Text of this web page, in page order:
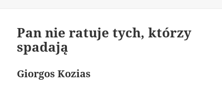
Pan nie ratuje tych, którzy
spadają
Giorgos Kozias